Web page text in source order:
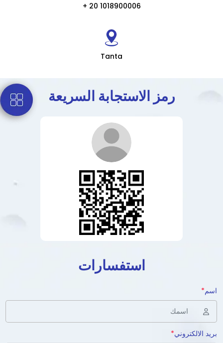
+ 20 1018900006
Tanta
رمز الاستجابة السريعة
استفسارات
اسم*
بريد الالكتروني*